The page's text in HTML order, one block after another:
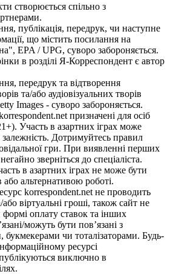
створюється спільно з
публікація, передрук, чи наступне
що містить посилання на
EPA / UPG, суворо забороняється.
в розділі Я-Корреспондент є автор
передрук та відтворення
та/або аудіовізуальних творів
Images - суворо забороняється.
призначені для осіб
Участь в азартних іграх може
залежність. Дотримуйтесь правил
гри. При виявленні перших
зверніться до спеціаліста.
в азартних іграх не може бути
або альтернативою роботі.
korrespondent.net не проводить
або віртуальні гроші, також сайт не
формі оплату ставок та інших
можуть бути пов’язані з
букмекерами чи тоталізаторами. Будь-
ресурсі
виключно в